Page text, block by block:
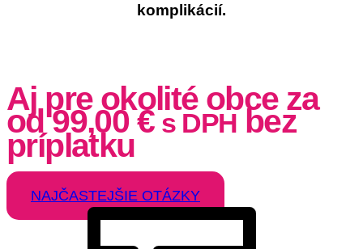
komplikácií.
Aj pre okolité obce za
od99,00€ s DPHbez
príplatku
NAJČASTEJŠIE OTÁZKY